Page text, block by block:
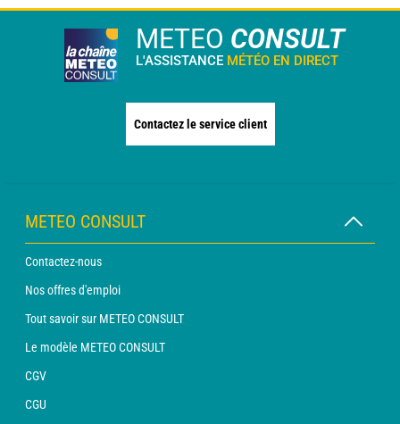
METEO CONSULT
L'ASSISTANCE MÉTÉO EN DIRECT
Contactez le service client
METEO CONSULT
Contactez-nous
Nos offres d'emploi
Tout savoir sur METEO CONSULT
Le modèle METEO CONSULT
CGV
CGU